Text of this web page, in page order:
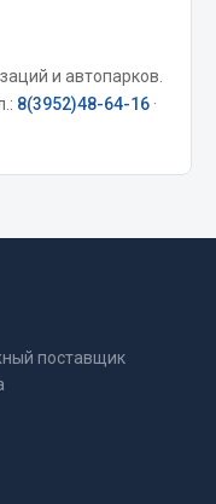
и автопарков.
8(3952)48-64-16 ·
поставщик